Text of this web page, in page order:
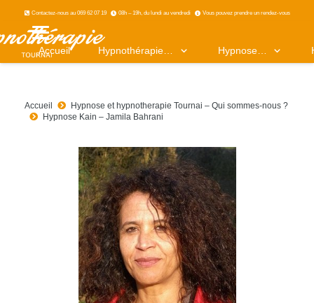
Contactez-nous au 069 62 07 19 08h – 19h, du lundi au vendredi Vous pouvez prendre un rendez-vous
Accueil Hypnothérapie… Hypnose…
Accueil
Hypnose et hypnotherapie Tournai – Qui sommes-nous ?
Hypnose Kain – Jamila Bahrani